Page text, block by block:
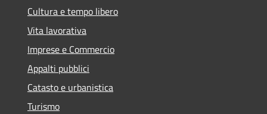
Cultura e tempo libero
Vita lavorativa
Imprese e Commercio
Appalti pubblici
Catasto e urbanistica
Turismo